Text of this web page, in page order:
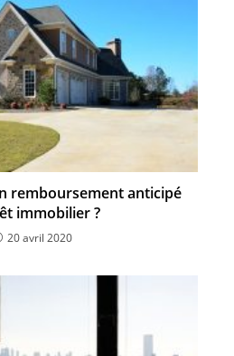
remboursement anticipé
immobilier ?
20 avril 2020